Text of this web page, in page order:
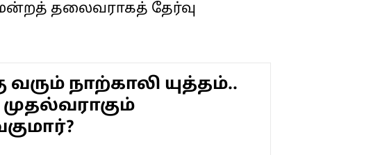
தலைவராகத் தேர்வு
வரும் நாற்காலி யுத்தம்..